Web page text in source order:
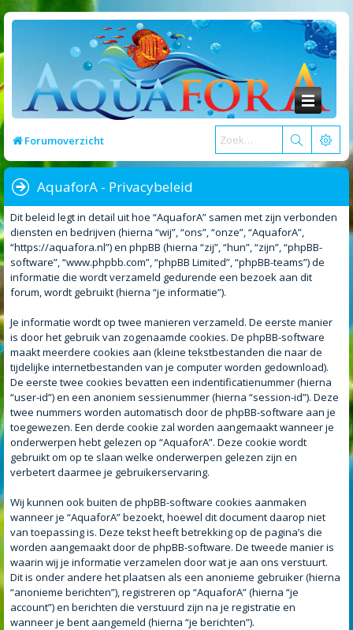
Forumoverzicht
AquaforA - Privacybeleid
Dit beleid legt in detail uit hoe “AquaforA” samen met zijn verbonden
diensten en bedrijven (hierna “wij”, “ons”, “onze”, “AquaforA”,
“https://aquafora.nl”) en phpBB (hierna “zij”, “hun”, “zijn”, “phpBB-
software”, “www.phpbb.com”, “phpBB Limited”, “phpBB-teams”) de
informatie die wordt verzameld gedurende een bezoek aan dit
forum, wordt gebruikt (hierna “je informatie”).
Je informatie wordt op twee manieren verzameld. De eerste manier
is door het gebruik van zogenaamde cookies. De phpBB-software
maakt meerdere cookies aan (kleine tekstbestanden die naar de
tijdelijke internetbestanden van je computer worden gedownload).
De eerste twee cookies bevatten een indentificatienummer (hierna
“user-id”) en een anoniem sessienummer (hierna “session-id”). Deze
twee nummers worden automatisch door de phpBB-software aan je
toegewezen. Een derde cookie zal worden aangemaakt wanneer je
onderwerpen hebt gelezen op “AquaforA”. Deze cookie wordt
gebruikt om op te slaan welke onderwerpen gelezen zijn en
verbetert daarmee je gebruikerservaring.
Wij kunnen ook buiten de phpBB-software cookies aanmaken
wanneer je “AquaforA” bezoekt, hoewel dit document daarop niet
van toepassing is. Deze tekst heeft betrekking op de pagina’s die
worden aangemaakt door de phpBB-software. De tweede manier is
waarin wij je informatie verzamelen door wat je aan ons verstuurt.
Dit is onder andere het plaatsen als een anonieme gebruiker (hierna
“anonieme berichten”), registreren op “AquaforA” (hierna “je
account”) en berichten die verstuurd zijn na je registratie en
wanneer je bent aangemeld (hierna “je berichten”).